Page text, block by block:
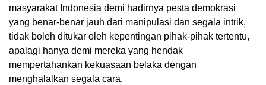
masyarakat Indonesia demi hadirnya pesta demokrasi
yang benar-benar jauh dari manipulasi dan segala intrik,
tidak boleh ditukar oleh kepentingan pihak-pihak tertentu,
apalagi hanya demi mereka yang hendak
mempertahankan kekuasaan belaka dengan
menghalalkan segala cara.